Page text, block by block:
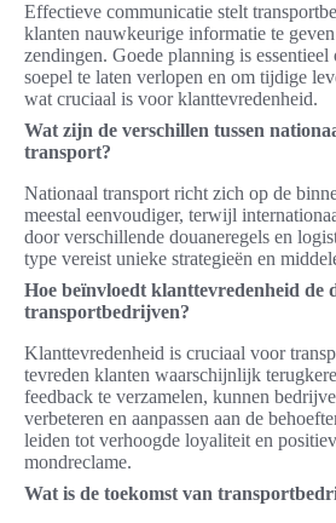
Effectieve communicatie stelt
klanten nauwkeurige informatie te
zendingen. Goede planning is
soepel te laten verlopen en om tijdige
wat cruciaal is voor klanttevredenheid.
Wat zijn de verschillen tussen
transport?
Nationaal transport richt zich op de
meestal eenvoudiger, terwijl
door verschillende douaneregels en
type vereist unieke strategieën en
Hoe beïnvloedt klanttevredenheid de
transportbedrijven?
Klanttevredenheid is cruciaal voor
tevreden klanten waarschijnlijk
feedback te verzamelen, kunnen
verbeteren en aanpassen aan de
leiden tot verhoogde loyaliteit en
mondreclame.
Wat is de toekomst van